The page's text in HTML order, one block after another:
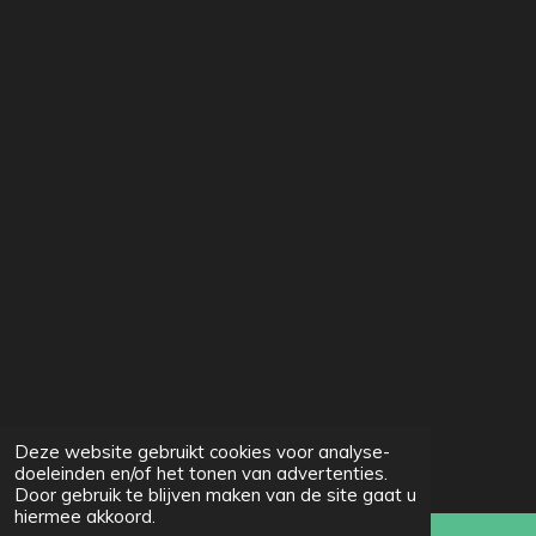
Deze website gebruikt cookies voor analyse-
doeleinden en/of het tonen van advertenties.
Door gebruik te blijven maken van de site gaat u
hiermee akkoord.